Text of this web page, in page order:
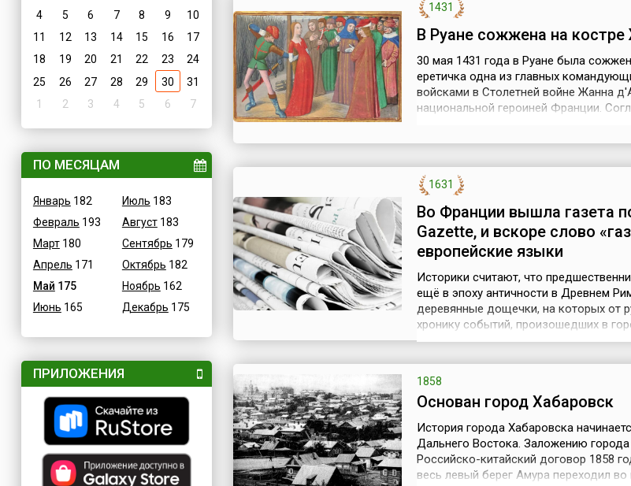
4
5 6 7 8 9
10
11
12 13 14 15 16
17
18
19 20 21 22 23
24
25
26 27 28 29 30
31
1
2 3 4 5 6 7
ПО МЕСЯЦАМ
Январь 182
Февраль 193
Март180
Апрель 171
Май 175
Июнь 165
Июль 183
Август183
Сентябрь 179
Октябрь 182
Ноябрь 162
Декабрь 175
ПРИЛОЖЕНИЯ
1431
В Руане сожжена на костре
30 мая 1431 года в Руане была
еретичка одна из главных
войсками в Столетней войне Жанна
национальной героиней Франции.
престолонаследия отстранялся, что
1631
Во Франции вышла газета
Gazette, и вскоре слово
европейские языки
Историки считают, что
ещё в эпоху античности в Древнем
деревянные дощечки, на которых от
хронику событий, произошедших в
назывались «Ежедневные дела
неофициальный характер, пока Юлий
1858
Основан город Хабаровск
История города Хабаровска
Дальнего Востока. Заложению
Российско-китайский договор 1858
весь левый берег Амура переходил